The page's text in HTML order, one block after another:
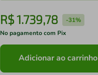
R$1.739,78 -31%
No pagamento com Pix
Adicionar ao carrinho